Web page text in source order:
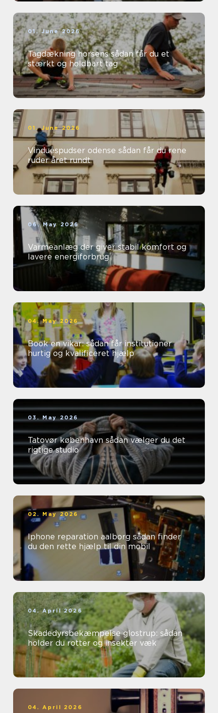
01. June 2026
Tagdækning horsens sådan får du et
stærkt og holdbart tag
01. June 2026
Vinduespudser odense sådan får du rene
ruder året rundt
06. May 2026
Varmeanlæg der giver stabil komfort og
lavere energiforbrug
04. May 2026
Book en vikar: sådan får institutioner
hurtig og kvalificeret hjælp
03. May 2026
Tatovør københavn sådan vælger du det
rigtige studio
02. May 2026
Iphone reparation aalborg sådan finder
du den rette hjælp til din mobil
04. April 2026
Skadedyrsbekæmpelse glostrup: sådan
holder du rotter og insekter væk
04. April 2026